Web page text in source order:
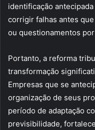
identificação
corrigir falhas antes
ou questionamentos
Portanto, a reforma
transformação
Empresas que se
organização de seus
período de adaptação
previsibilidade,